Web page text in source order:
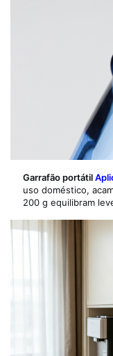
Garrafão portátil
uso doméstico,
200 g equilibram